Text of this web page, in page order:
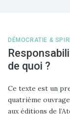
DÉMOCRATIE &
de quoi ?
Ce texte est un
quatrième
aux éditions de